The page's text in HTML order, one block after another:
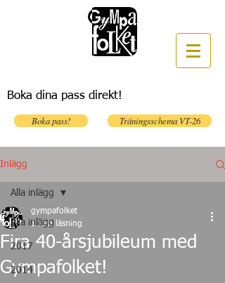
Boka dina pass direkt!
Boka pass! Träningsschema VT-26
Inlägg
Alla inlägg
2017
2014
Alla inlägg
Fira 40-årsjubileum med
Gympafolket!
gympafolket
1 min läsning